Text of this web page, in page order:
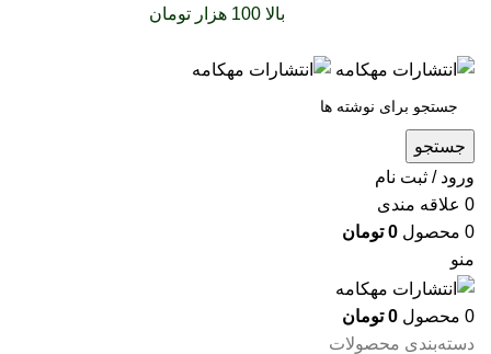
بالا 100 هزار تومان
جستجو
ورود / ثبت نام
0 علاقه مندی
0 محصول 0 تومان
منو
0 محصول 0 تومان
دسته‌بندی محصولات